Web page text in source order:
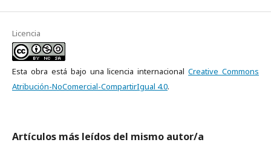
Licencia
Esta obra está bajo una licencia internacionalCreative Commons
Atribución-NoComercial-CompartirIgual 4.0.
Artículos más leídos del mismo autor/a